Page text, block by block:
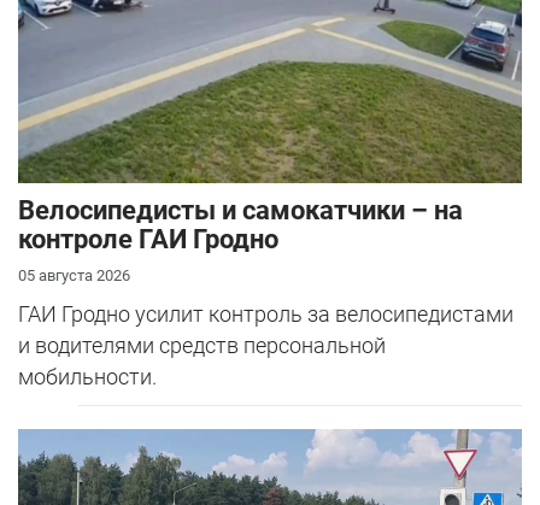
Велосипедисты и самокатчики – на
контроле ГАИ Гродно
05 августа 2026
ГАИ Гродно усилит контроль за велосипедистами
и водителями средств персональной
мобильности.